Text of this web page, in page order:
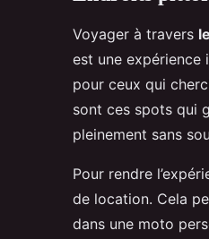
Voyager à travers
est une expérience
pour ceux qui
sont ces spots qui
pleinement sans
Pour rendre
de location. Cela
dans une moto